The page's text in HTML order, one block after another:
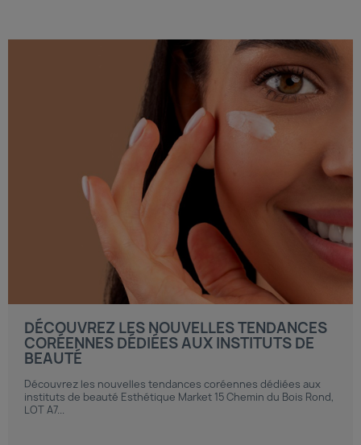
DÉCOUVREZ LES NOUVELLES TENDANCES
CORÉENNES DÉDIÉES AUX INSTITUTS DE
BEAUTÉ
Découvrez les nouvelles tendances coréennes dédiées aux
instituts de beauté Esthétique Market 15 Chemin du Bois Rond,
LOT A7...